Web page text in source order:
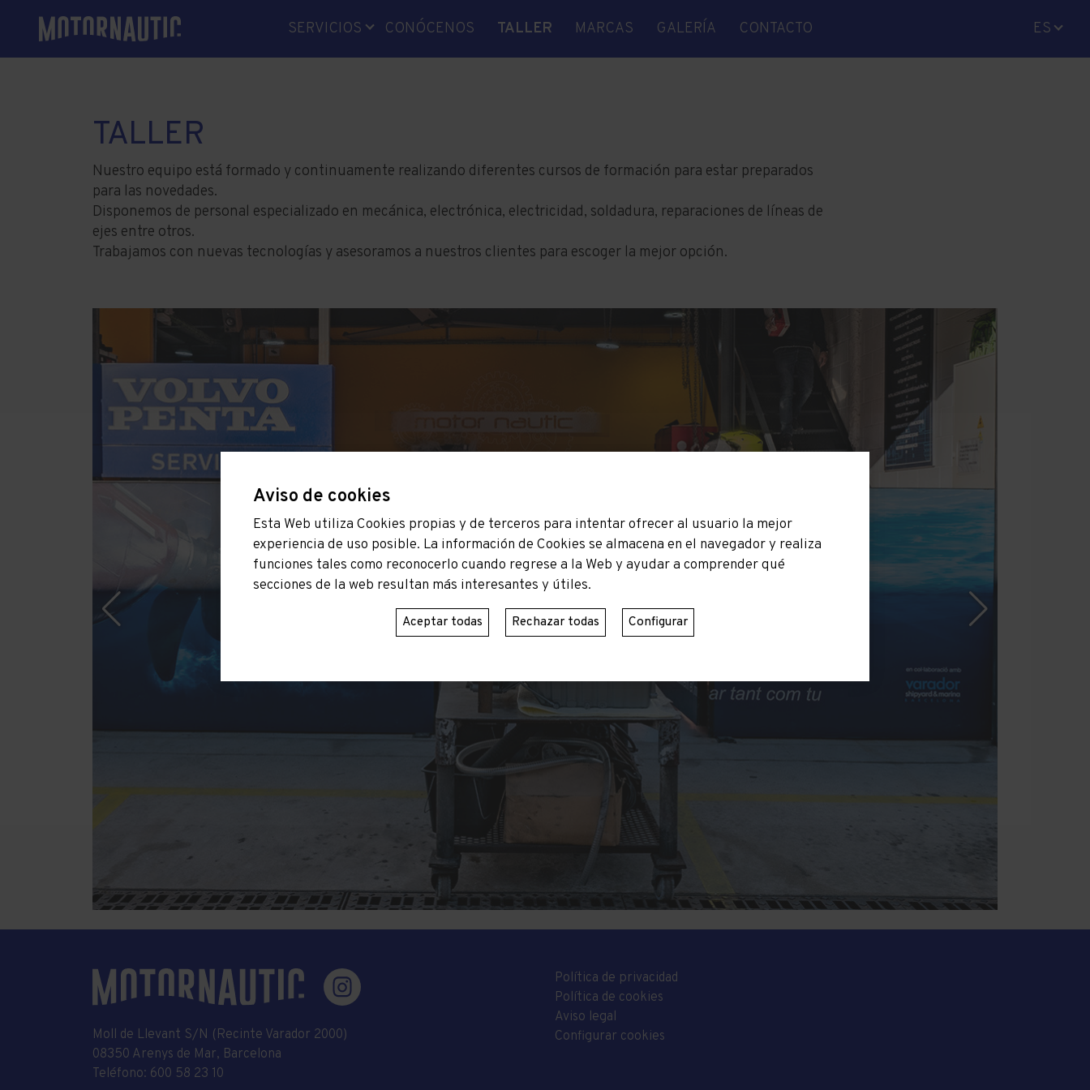
SERVICIOS
MECÁNICA
RECAMBIOS
INVERNAJE
CONÓCENOS TALLER MARCAS GALERÍA CONTACTO
ES
TALLER
Nuestro equipo está formado y continuamente realizando diferentes cursos de formación para estar preparados
para las novedades.
Disponemos de personal especializado en mecánica, electrónica, electricidad, soldadura, reparaciones de líneas de
ejes entre otros.
Trabajamos con nuevas tecnologías y asesoramos a nuestros clientes para escoger la mejor opción.
Moll de Llevant S/N (Recinte Varador 2000)
08350 Arenys de Mar, Barcelona
Teléfono: 600 58 23 10
Política de privacidad
Política de cookies
Aviso legal
Configurar cookies
Aviso de cookies
Esta Web utiliza Cookies propias y de terceros para intentar ofrecer al usuario la mejor
experiencia de uso posible. La información de Cookies se almacena en el navegador y realiza
funciones tales como reconocerlo cuando regrese a la Web y ayudar a comprender qué
secciones de la web resultan más interesantes y útiles.
Aceptar todas Rechazar todas Configurar